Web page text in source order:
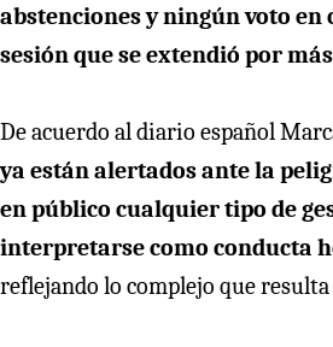
abstenciones y ningún voto en
sesión que se extendió por
De acuerdo al diario español
ya están alertados ante la
en público cualquier tipo de
interpretarse como conducta
reflejando lo complejo que